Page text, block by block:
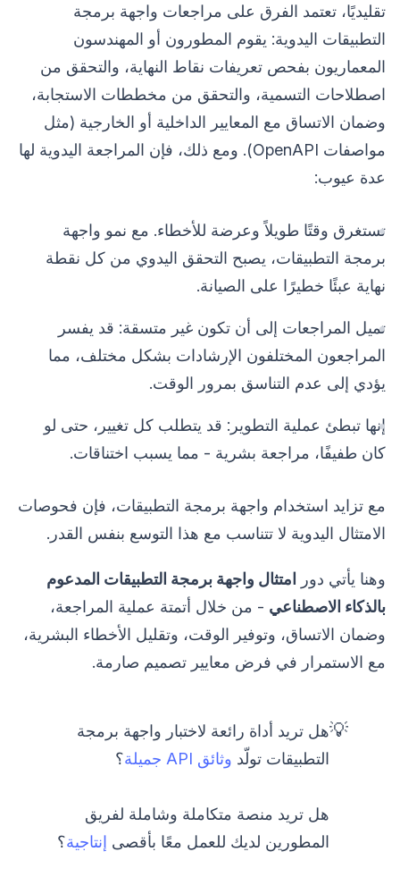
تقليديًا، تعتمد الفرق على مراجعات واجهة برمجة
التطبيقات اليدوية: يقوم المطورون أو المهندسون
المعماريون بفحص تعريفات نقاط النهاية، والتحقق من
اصطلاحات التسمية، والتحقق من مخططات الاستجابة،
وضمان الاتساق مع المعايير الداخلية أو الخارجية (مثل
مواصفات OpenAPI). ومع ذلك، فإن المراجعة اليدوية لها
عدة عيوب:
تستغرق وقتًا طويلاً وعرضة للأخطاء. مع نمو واجهة
برمجة التطبيقات، يصبح التحقق اليدوي من كل نقطة
نهاية عبئًا خطيرًا على الصيانة.
تميل المراجعات إلى أن تكون غير متسقة: قد يفسر
المراجعون المختلفون الإرشادات بشكل مختلف، مما
يؤدي إلى عدم التناسق بمرور الوقت.
إنها تبطئ عملية التطوير: قد يتطلب كل تغيير، حتى لو
كان طفيفًا، مراجعة بشرية - مما يسبب اختناقات.
مع تزايد استخدام واجهة برمجة التطبيقات، فإن فحوصات
الامتثال اليدوية لا تتناسب مع هذا التوسع بنفس القدر.
وهنا يأتي دور امتثال واجهة برمجة التطبيقات المدعوم
بالذكاء الاصطناعي - من خلال أتمتة عملية المراجعة،
وضمان الاتساق، وتوفير الوقت، وتقليل الأخطاء البشرية،
مع الاستمرار في فرض معايير تصميم صارمة.
💡هل تريد أداة رائعة لاختبار واجهة برمجة
التطبيقات تولّد وثائق API جميلة ؟
هل تريد منصة متكاملة وشاملة لفريق
المطورين لديك للعمل معًا بأقصى إنتاجية؟